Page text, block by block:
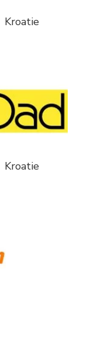
Kroatie
Kroatie